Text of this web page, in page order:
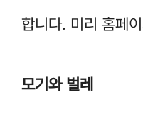
합니다. 미리 홈페
모기와 벌레